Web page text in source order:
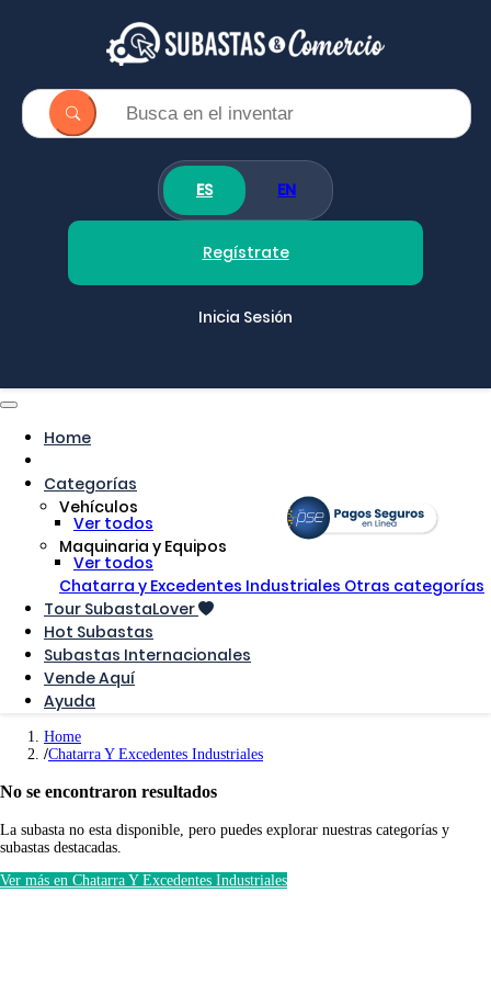
ES EN
Regístrate
Inicia Sesión
Home
Categorías
Vehículos
Ver todos
Maquinaria y Equipos
Ver todos
Chatarra y Excedentes Industriales Otras categorías
Tour SubastaLover
Hot Subastas
Subastas Internacionales
Vende Aquí
Ayuda
Home
Chatarra Y Excedentes Industriales
No se encontraron resultados
La subasta no esta disponible, pero puedes explorar nuestras categorías y
subastas destacadas.
Ver más en Chatarra Y Excedentes Industriales